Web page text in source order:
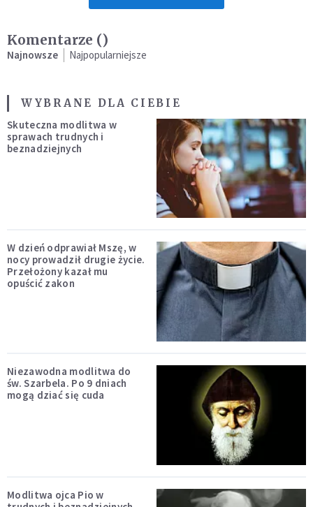
Komentarze ()
Najnowsze Najpopularniejsze
WYBRANE DLA CIEBIE
Skuteczna modlitwa w
sprawach trudnych i
beznadziejnych
W dzień odprawiał Mszę, w
nocy prowadził drugie życie.
Przełożony kazał mu
opuścić zakon
Niezawodna modlitwa do
św. Szarbela. Po 9 dniach
mogą dziać się cuda
Modlitwa ojca Pio w